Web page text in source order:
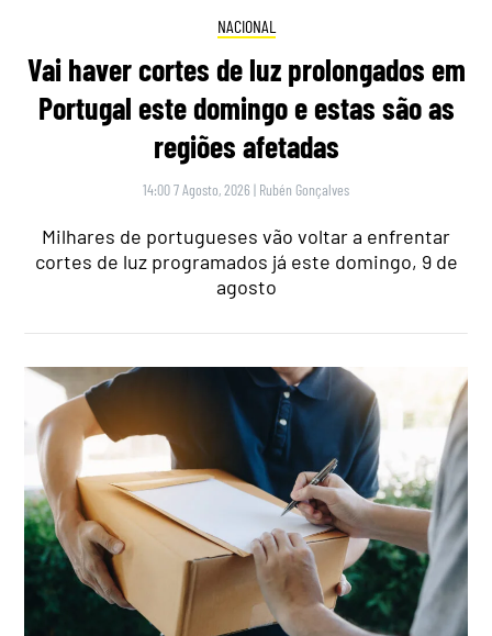
NACIONAL
Vai haver cortes de luz prolongados em
Portugal este domingo e estas são as
regiões afetadas
14:00 7 Agosto, 2026 | Rubén Gonçalves
Milhares de portugueses vão voltar a enfrentar
cortes de luz programados já este domingo, 9 de
agosto